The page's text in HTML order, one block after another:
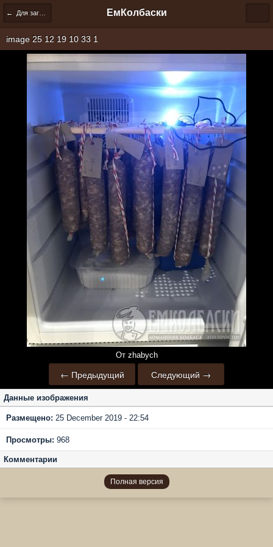
← Для загрузки ЕмКолбаски
image 25 12 19 10 33 1
От zhabych
← Предыдущий Следующий →
Данные изображения
Размещено: 25 December 2019 - 22:54
Просмотры: 968
Комментарии
Полная версия